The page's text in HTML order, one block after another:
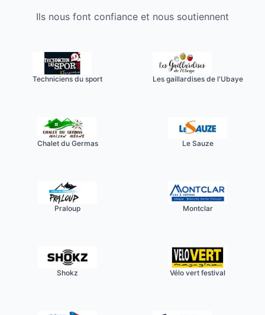
Ils nous font confiance et nous soutiennent
Techniciens du sport Les gaillardises de l'Ubaye
Chalet du Germas Le Sauze
Praloup Montclar
Shokz Vélo vert festival